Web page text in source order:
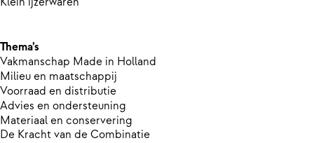
Thema’s
Vakmanschap Made in Holland
Milieu en maatschappij
Voorraad en distributie
Advies en ondersteuning
Materiaal en conservering
De Kracht van de Combinatie